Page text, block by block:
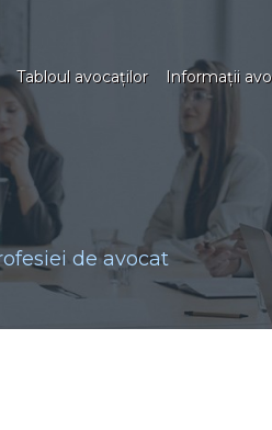
Tabloul avocaţilor Informaţii
de avocat